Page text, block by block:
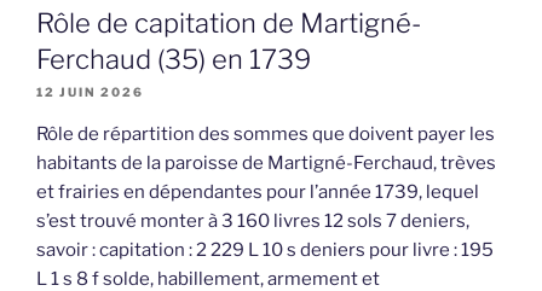
Rôle de capitation de Martigné-
Ferchaud (35) en 1739
12 JUIN 2026
Rôle de répartition des sommes que doivent payer les
habitants de la paroisse de Martigné-Ferchaud, trèves
et frairies en dépendantes pour l’année 1739, lequel
s’est trouvé monter à 3 160 livres 12 sols 7 deniers,
savoir : capitation : 2 229 L 10 s deniers pour livre : 195
L 1 s 8 f solde, habillement, armement et